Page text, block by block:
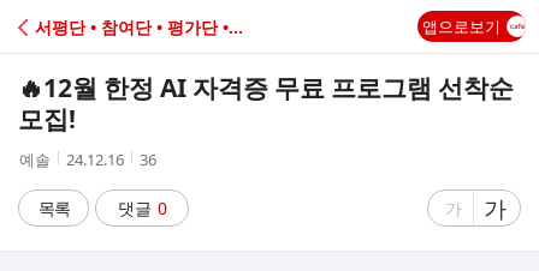
C
서평단 • 참여단 • 평가단 • 자문단 앱으로보기
🔥12월 한정 AI 자격증 무료 프로그램 선착순
모집!
작
자
예솔
작
시
간
24.12.16
조
수
36
목록 댓글 0
글
가
글
자
가